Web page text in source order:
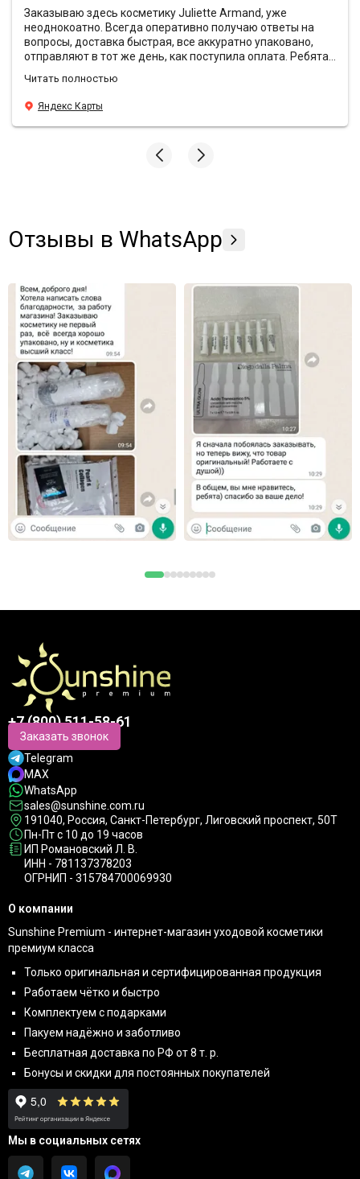
Заказываю здесь косметику Juliette Armand, уже
неоднокоатно. Всегда оперативно получаю ответы на
вопросы, доставка быстрая, все аккуратно упаковано,
отправляют в тот же день, как поступила оплата. Ребята
заказами подарочки❤️ Эффект от антивозрастной
уходовой косметики просто вау, средства действительно
борятся с морщинами, лицо свежее и блестящее, даже в
те моменты, когда хронический недосып. У Sunshine
знакомым рекомендую заказывать здесь🫶🏼
Читать полностью
Яндекс Карты
Отзывы в WhatsApp
+7 (800) 511-58-61
Заказать звонок
Telegram
MAX
WhatsApp
sales@sunshine.com.ru
191040, Россия, Санкт-Петербург, Лиговский проспект, 50Т
Пн-Пт с 10 до 19 часов
ИП Романовский Л. В.
ИНН - 781137378203
ОГРНИП - 315784700069930
О компании
Sunshine Premium - интернет-магазин уходовой косметики
премиум класса
Только оригинальная и сертифицированная продукция
Работаем чётко и быстро
Комплектуем с подарками
Пакуем надёжно и заботливо
Бесплатная доставка по РФ от 8 т. р.
Бонусы и скидки для постоянных покупателей
Мы в социальных сетях